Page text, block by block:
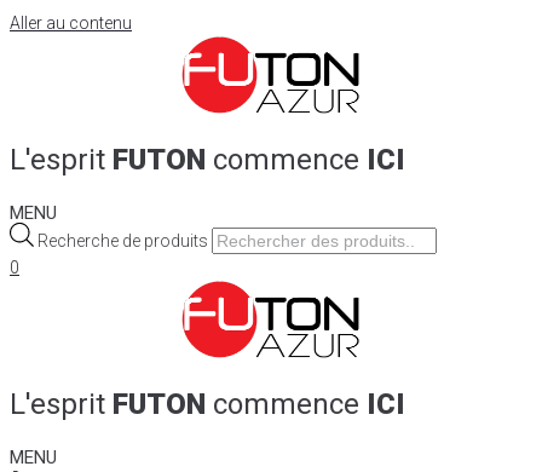
Aller au contenu
L'esprit FUTON commence ICI
MENU
Recherche de produits
0
L'esprit FUTON commence ICI
MENU